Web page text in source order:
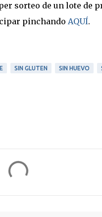
sorteo de un lote de
pinchando AQUÍ.
SIN GLUTEN SIN HUEVO